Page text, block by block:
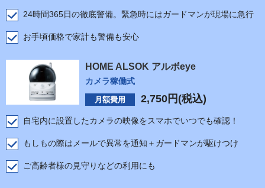
24時間365日の徹底警備。緊急時にはガードマンが現場に急行
お手頃価格で家計も警備も安心
HOME ALSOK アルボeye
カメラ稼働式
月額費用 2,750 円(税込)
自宅内に設置したカメラの映像をスマホでいつでも確認！
もしもの際はメールで異常を通知＋ガードマンが駆けつけ
ご高齢者様の見守りなどの利用にも